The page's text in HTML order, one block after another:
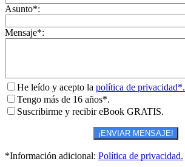
Asunto*:
Mensaje*:
He leído y acepto la política de privacidad*.
Tengo más de 16 años*.
Suscribirme y recibir eBook GRATIS.
*Información adicional: Política de privacidad.